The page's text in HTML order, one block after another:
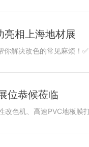
亮相上海地材展
位恭候莅临